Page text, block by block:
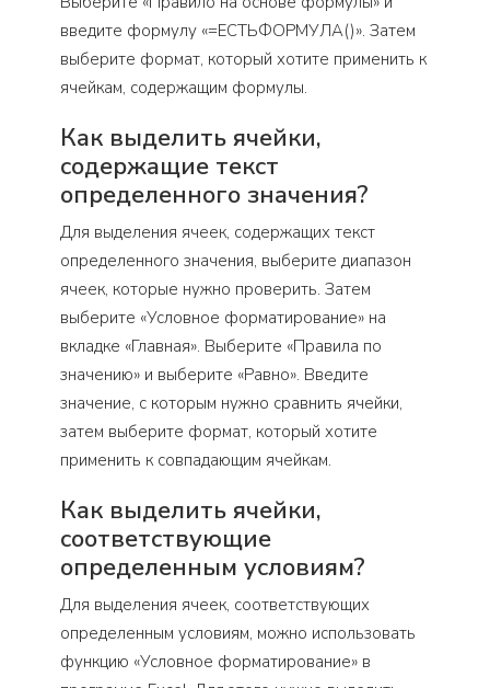
введите формулу «=ЕСТЬФОРМУЛА()». Затем
выберите формат, который хотите применить к
ячейкам, содержащим формулы.
Как выделить ячейки,
содержащие текст
определенного значения?
Для выделения ячеек, содержащих текст
определенного значения, выберите диапазон
ячеек, которые нужно проверить. Затем
выберите «Условное форматирование» на
вкладке «Главная». Выберите «Правила по
значению» и выберите «Равно». Введите
значение, с которым нужно сравнить ячейки,
затем выберите формат, который хотите
применить к совпадающим ячейкам.
Как выделить ячейки,
соответствующие
определенным условиям?
Для выделения ячеек, соответствующих
определенным условиям, можно использовать
функцию «Условное форматирование» в